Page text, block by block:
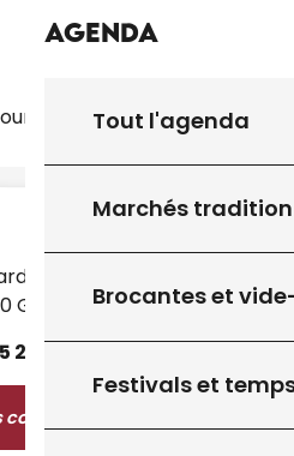
Agenda
Tout l'agenda
Marchés
Brocantes et
Festivals et
à 2km
des Martyrs
Gourdon
27
contacter